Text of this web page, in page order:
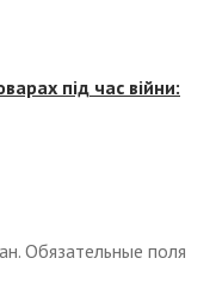
під час війни:
Обязательные поля